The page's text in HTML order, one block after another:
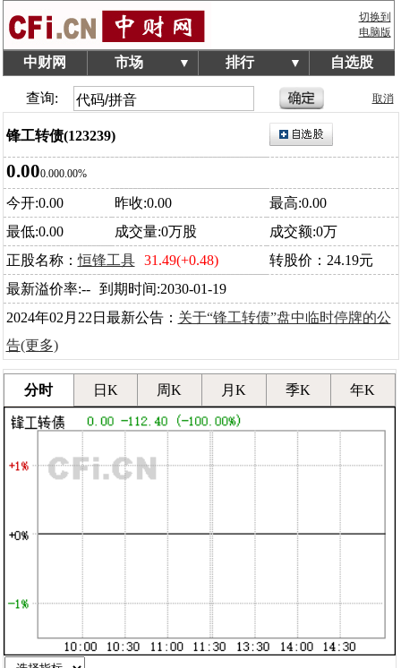
切换到
电脑版
中财网 市场 ▼ 排行 ▼ 自选股
查询: 取消
锋工转债(123239)
0.000.000.00%
今开:0.00 昨收:0.00
最高:0.00
最低:0.00
成交量:0万股
成交额:0万
正股名称：恒锋工具 31.49(+0.48)
转股价：24.19元
最新溢价率:--
到期时间:2030-01-19
2024年02月22日最新公告： 关于“锋工转债”盘中临时停牌的公
告(更多)
分时 日K 周K 月K 季K 年K